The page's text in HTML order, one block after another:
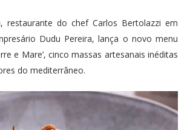
restaurante do chef Carlos Bertolazzi em
Dudu Pereira, lança o novo menu
e Mare’, cinco massas artesanais inéditas
do mediterrâneo.